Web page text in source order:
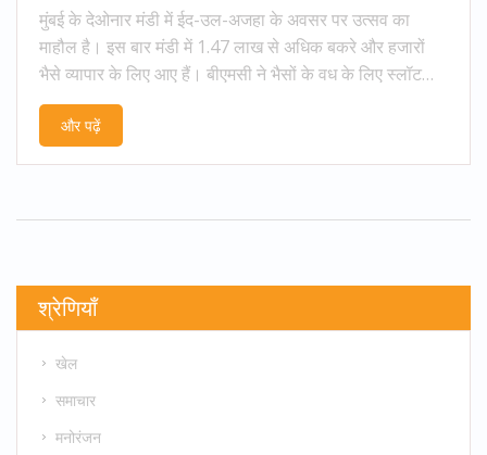
मुंबई के देओनार मंडी में ईद-उल-अजहा के अवसर पर उत्सव का
माहौल है। इस बार मंडी में 1.47 लाख से अधिक बकरे और हजारों
भैसे व्यापार के लिए आए हैं। बीएमसी ने भैसों के वध के लिए स्लॉट
बुकिंग सुविधा का भी प्रावधान किया है, लेकिन केवल पांच लोगों ने
इसका उपयोग किया है। आगामी तीन दिनों में 10,000 से अधिक
और पढ़ें
श्रेणियाँ
खेल
समाचार
मनोरंजन